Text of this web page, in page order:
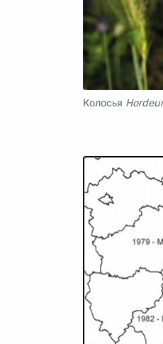
Колосья